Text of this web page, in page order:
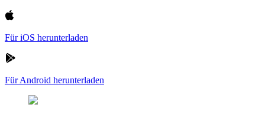
Für iOS herunterladen
Für Android herunterladen